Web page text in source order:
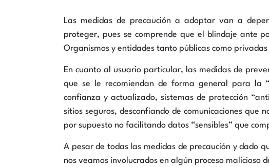
Las medidas de precaución a adoptar van a
proteger, pues se comprende que el blindaje ante
Organismos y entidades tanto públicas como
En cuanto al usuario particular, las medidas de
que se le recomiendan de forma general para la
confianza y actualizado, sistemas de protección
sitios seguros, desconfiando de comunicaciones que
por supuesto no facilitando datos “sensibles” que
A pesar de todas las medidas de precaución y dado
nos veamos involucrados en algún proceso malicioso